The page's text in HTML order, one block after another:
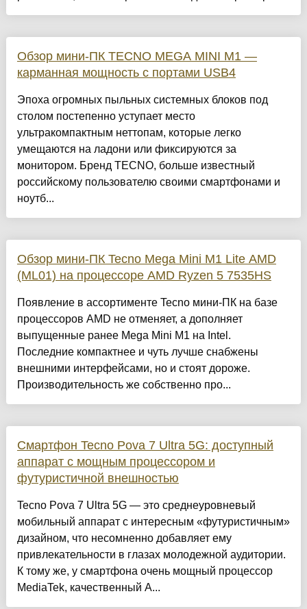
Обзор мини-ПК TECNO MEGA MINI M1 —
карманная мощность с портами USB4
Эпоха огромных пыльных системных блоков под
столом постепенно уступает место
ультракомпактным неттопам, которые легко
умещаются на ладони или фиксируются за
монитором. Бренд TECNO, больше известный
российскому пользователю своими смартфонами и
ноутб...
Обзор мини-ПК Tecno Mega Mini M1 Lite AMD
(ML01) на процессоре AMD Ryzen 5 7535HS
Появление в ассортименте Tecno мини-ПК на базе
процессоров AMD не отменяет, а дополняет
выпущенные ранее Mega Mini M1 на Intel.
Последние компактнее и чуть лучше снабжены
внешними интерфейсами, но и стоят дороже.
Производительность же собственно про...
Смартфон Tecno Pova 7 Ultra 5G: доступный
аппарат с мощным процессором и
футуристичной внешностью
Tecno Pova 7 Ultra 5G — это среднеуровневый
мобильный аппарат с интересным «футуристичным»
дизайном, что несомненно добавляет ему
привлекательности в глазах молодежной аудитории.
К тому же, у смартфона очень мощный процессор
MediaTek, качественный A...